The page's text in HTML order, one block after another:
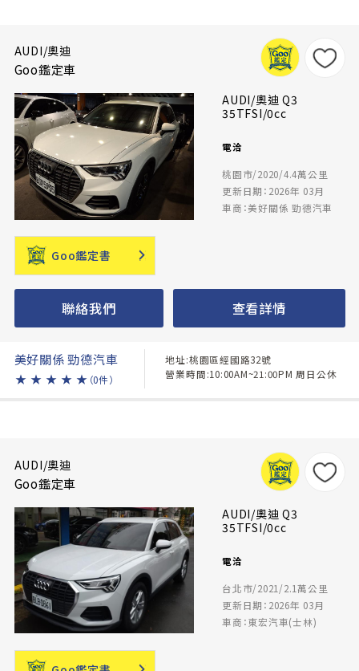
AUDI/奧迪
Goo鑑定車
AUDI/奧迪 Q3
35TFSI/0cc
電洽
桃園市/2020/4.4萬公里
更新日期：2026年 03月
車商：美好關係 勁德汽車
Goo鑑定書
聯絡我們 查看詳情
美好關係 勁德汽車
★ ★ ★ ★ ★ （0件）
地址:桃園區經國路32號
營業時間:10:00AM~21:00PM 周日公休
AUDI/奧迪
Goo鑑定車
AUDI/奧迪 Q3
35TFSI/0cc
電洽
台北市/2021/2.1萬公里
更新日期：2026年 03月
車商：東宏汽車(士林)